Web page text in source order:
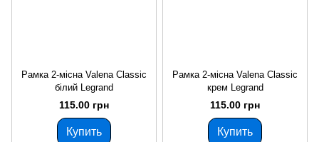
Рамка 2-місна Valena Classic
білий Legrand
115.00 грн
Купить
Рамка 2-місна Valena Classic
крем Legrand
115.00 грн
Купить